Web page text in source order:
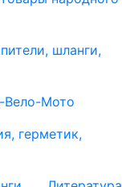
шланги,
Мото
герметик,